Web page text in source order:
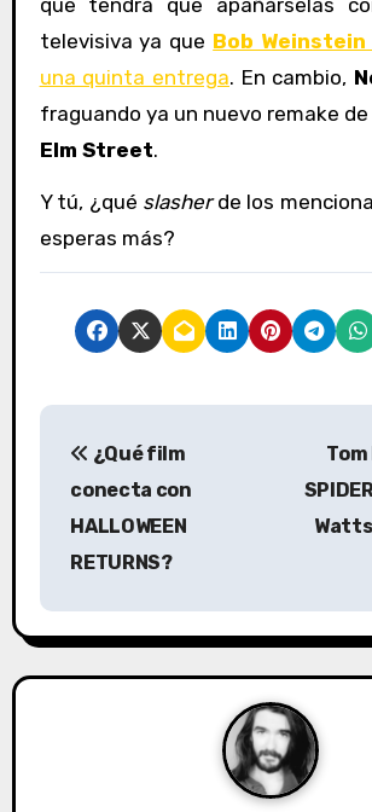
que tendrá que apañárselas
televisiva ya que Bob Weinstein
una quinta entrega. En cambio,
fraguando ya un nuevo remake de
Elm Street.
Y tú, ¿qué slasherde los
esperas más?
N
g
a
¿Qué film
conecta con
HALLOWEEN
RETURNS?